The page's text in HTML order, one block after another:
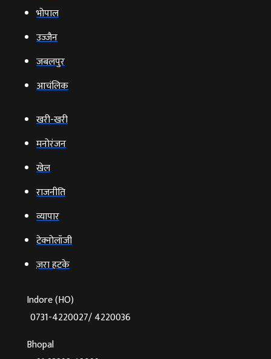
भोपाल
उज्‍जैन
जबलपुर
आचंलिक
खरी-खरी
मनोरंजन
खेल
राजनीति
व्‍यापार
टेक्‍नोलॉजी
ज़रा हटके
Indore (HO)
0731-4220027/ 4220036
Bhopal